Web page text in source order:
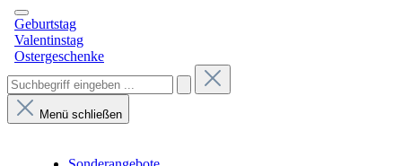
Geburtstag
Valentinstag
Ostergeschenke
Menü schließen